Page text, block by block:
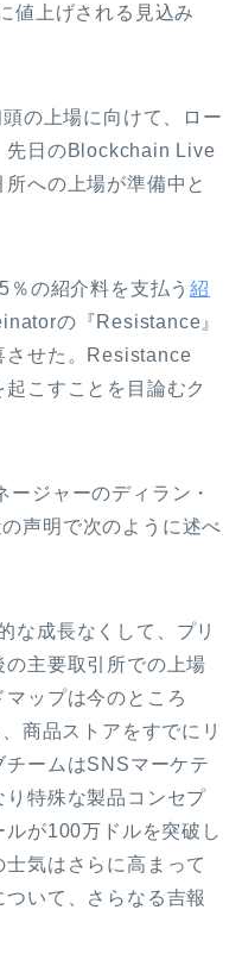
値上げされる見込み
の上場に向けて、ロー
先日のBlockchain Live
への上場が準備中と
％の紹介料を支払う紹
の『Resistance』
させた。Resistance
こすことを目論むク
ジャーのディラン・
声明で次のように述べ
な成長なくして、プリ
主要取引所での上場
ップは今のところ
商品ストアをすでにリ
チームはSNSマーケテ
り特殊な製品コンセプ
ルが100万ドルを突破し
気はさらに高まって
いて、さらなる吉報